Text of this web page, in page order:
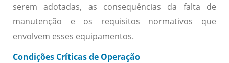
serem adotadas, as consequências da falta de
manutenção e os requisitos normativos que
envolvem esses equipamentos.
Condições Críticas de Operação